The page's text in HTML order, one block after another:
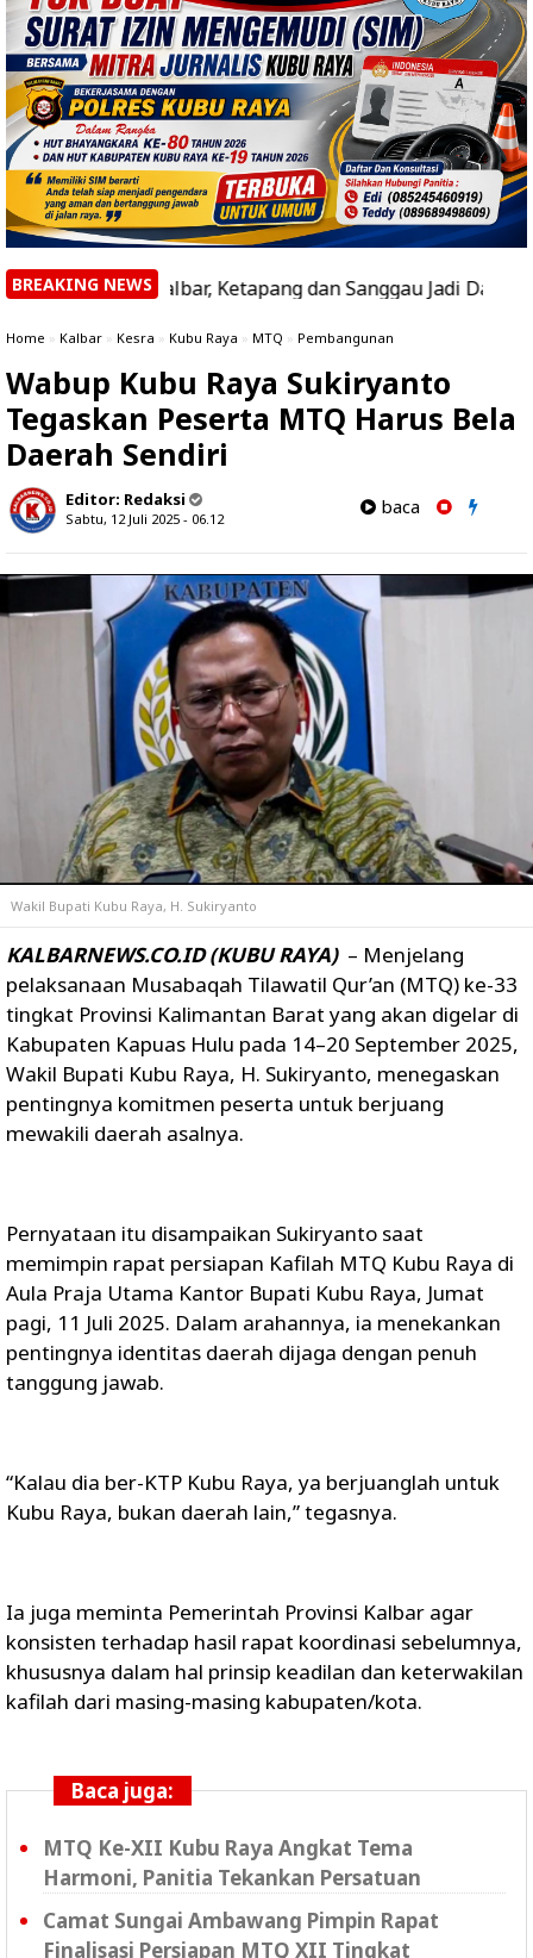
BREAKING NEWS
Kalbar, Ketapang dan Sanggau Jadi Daerah dengan
Home » Kalbar » Kesra » Kubu Raya » MTQ » Pembangunan
Wabup Kubu Raya Sukiryanto
Tegaskan Peserta MTQ Harus Bela
Daerah Sendiri
Editor: Redaksi
Sabtu, 12 Juli 2025 - 06.12
baca
Wakil Bupati Kubu Raya, H. Sukiryanto
KALBARNEWS.CO.ID (KUBU RAYA) – Menjelang
pelaksanaan Musabaqah Tilawatil Qur’an (MTQ) ke-33
tingkat Provinsi Kalimantan Barat yang akan digelar di
Kabupaten Kapuas Hulu pada 14–20 September 2025,
Wakil Bupati Kubu Raya, H. Sukiryanto, menegaskan
pentingnya komitmen peserta untuk berjuang
mewakili daerah asalnya.
Pernyataan itu disampaikan Sukiryanto saat
memimpin rapat persiapan Kafilah MTQ Kubu Raya di
Aula Praja Utama Kantor Bupati Kubu Raya, Jumat
pagi, 11 Juli 2025. Dalam arahannya, ia menekankan
pentingnya identitas daerah dijaga dengan penuh
tanggung jawab.
“Kalau dia ber-KTP Kubu Raya, ya berjuanglah untuk
Kubu Raya, bukan daerah lain,” tegasnya.
Ia juga meminta Pemerintah Provinsi Kalbar agar
konsisten terhadap hasil rapat koordinasi sebelumnya,
khususnya dalam hal prinsip keadilan dan keterwakilan
kafilah dari masing-masing kabupaten/kota.
Baca juga:
MTQ Ke-XII Kubu Raya Angkat Tema
Harmoni, Panitia Tekankan Persatuan
Camat Sungai Ambawang Pimpin Rapat
Finalisasi Persiapan MTQ XII Tingkat